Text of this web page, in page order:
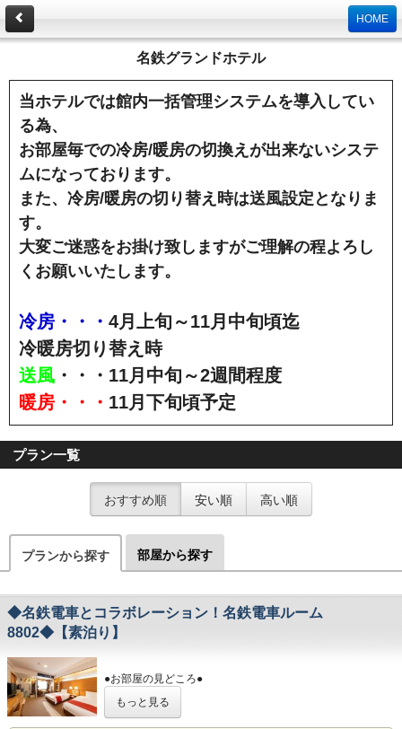
HOME
名鉄グランドホテル
当ホテルでは館内一括管理システムを導入してい
る為、
お部屋毎での冷房/暖房の切換えが出来ないシステ
ムになっております。
また、冷房/暖房の切り替え時は送風設定となりま
す。
大変ご迷惑をお掛け致しますがご理解の程よろし
くお願いいたします。
冷房・・・ 4月上旬～11月中旬頃迄
冷暖房切り替え時
送風 ・・・11月中旬～2週間程度
暖房・・・ 11月下旬頃予定
プラン一覧
おすすめ順 安い順 高い順
プランから探す 部屋から探す
◆名鉄電車とコラボレーション！名鉄電車ルーム
8802◆【素泊り】
●お部屋の見どころ●
往年の人気車両パノラマDXのヘッドマークと車両番号を
設置しました
もっと見る